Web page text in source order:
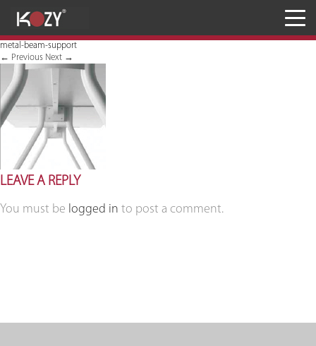
metal-beam-support
← Previous Next →
LEAVE A REPLY
You must be logged in to post a comment.
Penyimpanan